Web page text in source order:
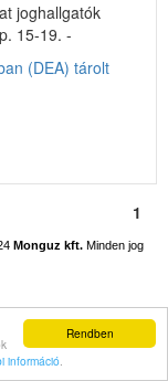
Rendben
információ.
joghallgatók
15-19. -
(DEA) tárolt
1
Monguz kft.Minden jog